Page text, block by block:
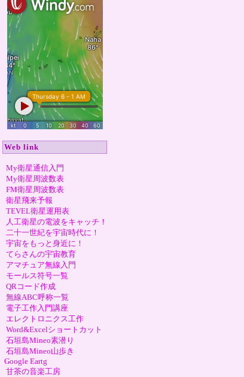
Web link
My衛星通信入門
My衛星周波数表
FM衛星周波数表
衛星飛来予報
TEVEL衛星運用表
人工衛星の電波をキャッチ！
二十一世紀を宇宙時代に！
宇宙をもっと身近に！
てらさんの宇宙教育
アマチュア無線入門
モールス符号一覧
QRコード作成
無線ABC呼称一覧
電子工作入門講座
エレクトロニクス工作
Word&Excelショートカット
石垣島Mineo素潜り
石垣島Mineo山歩き
Google Eartg
甘茶の音楽工房